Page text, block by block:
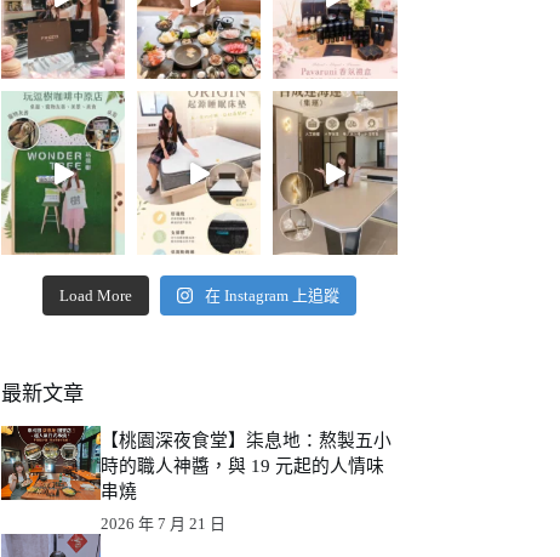
Load More 在 Instagram 上追蹤
最新文章
【桃園深夜食堂】柒息地：熬製五小
時的職人神醬，與 19 元起的人情味
串燒
2026 年 7 月 21 日